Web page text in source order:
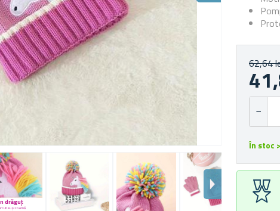
drăguț
și coamă
62,64
În stoc